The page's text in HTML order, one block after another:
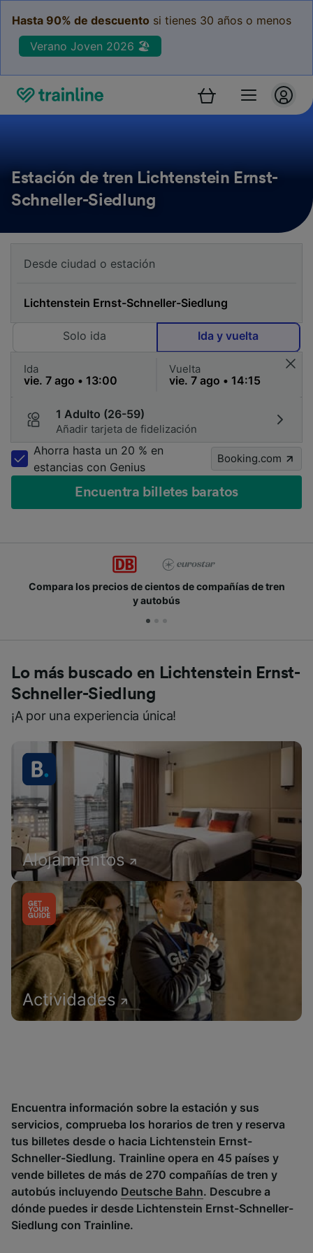
Hasta 90% de descuento si tienes 30 años o menos
Verano Joven 2026 🏖️
Estación de tren Lichtenstein Ernst-
Schneller-Siedlung
Solo ida Ida y vuelta
Ida Vuelta
1 Adulto (26-59)
Añadir tarjeta de fidelización
Ahorra hasta un 20 % en
estancias con Genius
Booking.com
Encuentra billetes baratos
Compara los precios de cientos de compañías de tren
y autobús
Lo más buscado en Lichtenstein Ernst-
Schneller-Siedlung
¡A por una experiencia única!
Alojamientos
Actividades
Encuentra información sobre la estación y sus
servicios, comprueba los horarios de tren y reserva
tus billetes desde o hacia Lichtenstein Ernst-
Schneller-Siedlung. Trainline opera en 45 países y
vende billetes de más de 270 compañías de tren y
autobús incluyendo Deutsche Bahn. Descubre a
dónde puedes ir desde Lichtenstein Ernst-Schneller-
Siedlung con Trainline.